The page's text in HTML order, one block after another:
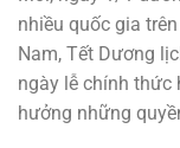
nhiều quốc gia
Nam, Tết Dương
ngày lễ chính thức
hưởng những